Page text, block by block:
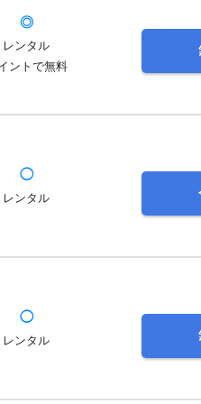
◎
レンタル
ントで無料
◯
レンタル
◯
レンタル